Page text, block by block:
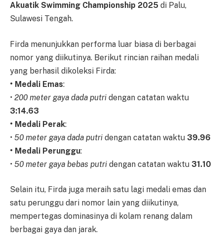
Akuatik Swimming Championship 2025 di Palu,
Sulawesi Tengah.
Firda menunjukkan performa luar biasa di berbagai
nomor yang diikutinya. Berikut rincian raihan medali
yang berhasil dikoleksi Firda:
• Medali Emas:
• 200 meter gaya dada putri dengan catatan waktu
3:14.63
• Medali Perak:
• 50 meter gaya dada putri dengan catatan waktu 39.96
• Medali Perunggu:
• 50 meter gaya bebas putri dengan catatan waktu 31.10
Selain itu, Firda juga meraih satu lagi medali emas dan
satu perunggu dari nomor lain yang diikutinya,
mempertegas dominasinya di kolam renang dalam
berbagai gaya dan jarak.